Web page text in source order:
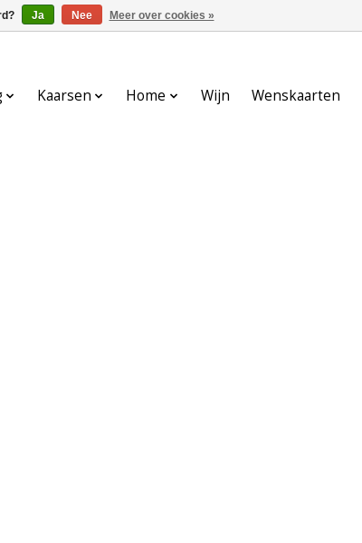
Kaarsen Home Wijn Wenskaarten
Ja Nee Meer over cookies »